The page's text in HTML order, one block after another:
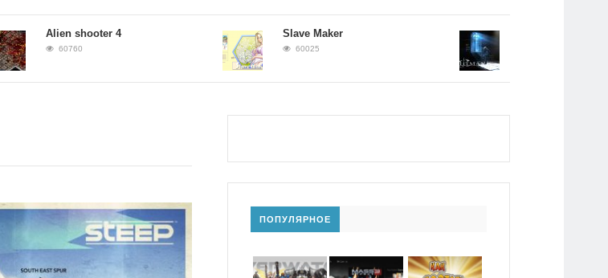
Alien shooter 4
60760
Slave Maker
60025
Прохождение Hitman:
Contracts
56651
ПОПУЛЯРНОЕ